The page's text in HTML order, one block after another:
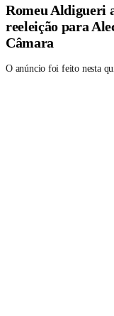
Romeu Aldigueri
reeleição para
Câmara
O anúncio foi feito nesta